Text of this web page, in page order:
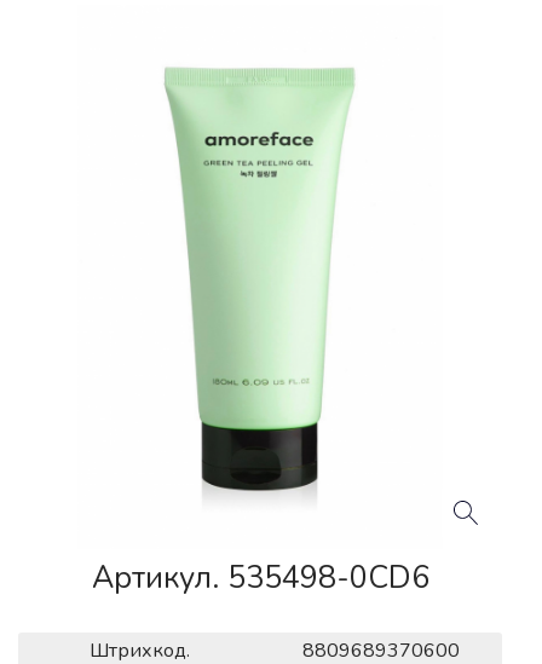
Артикул. 535498-0CD6
Штрихкод. 8809689370600